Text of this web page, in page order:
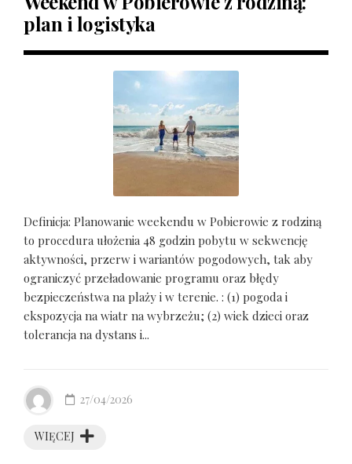
plan i logistyka
Definicja: Planowanie weekendu w Pobierowie z rodziną
to procedura ułożenia 48 godzin pobytu w sekwencję
aktywności, przerw i wariantów pogodowych, tak aby
ograniczyć przeładowanie programu oraz błędy
bezpieczeństwa na plaży i w terenie. : (1) pogoda i
ekspozycja na wiatr na wybrzeżu; (2) wiek dzieci oraz
tolerancja na dystans i...
WIĘCEJ
27/04/2026